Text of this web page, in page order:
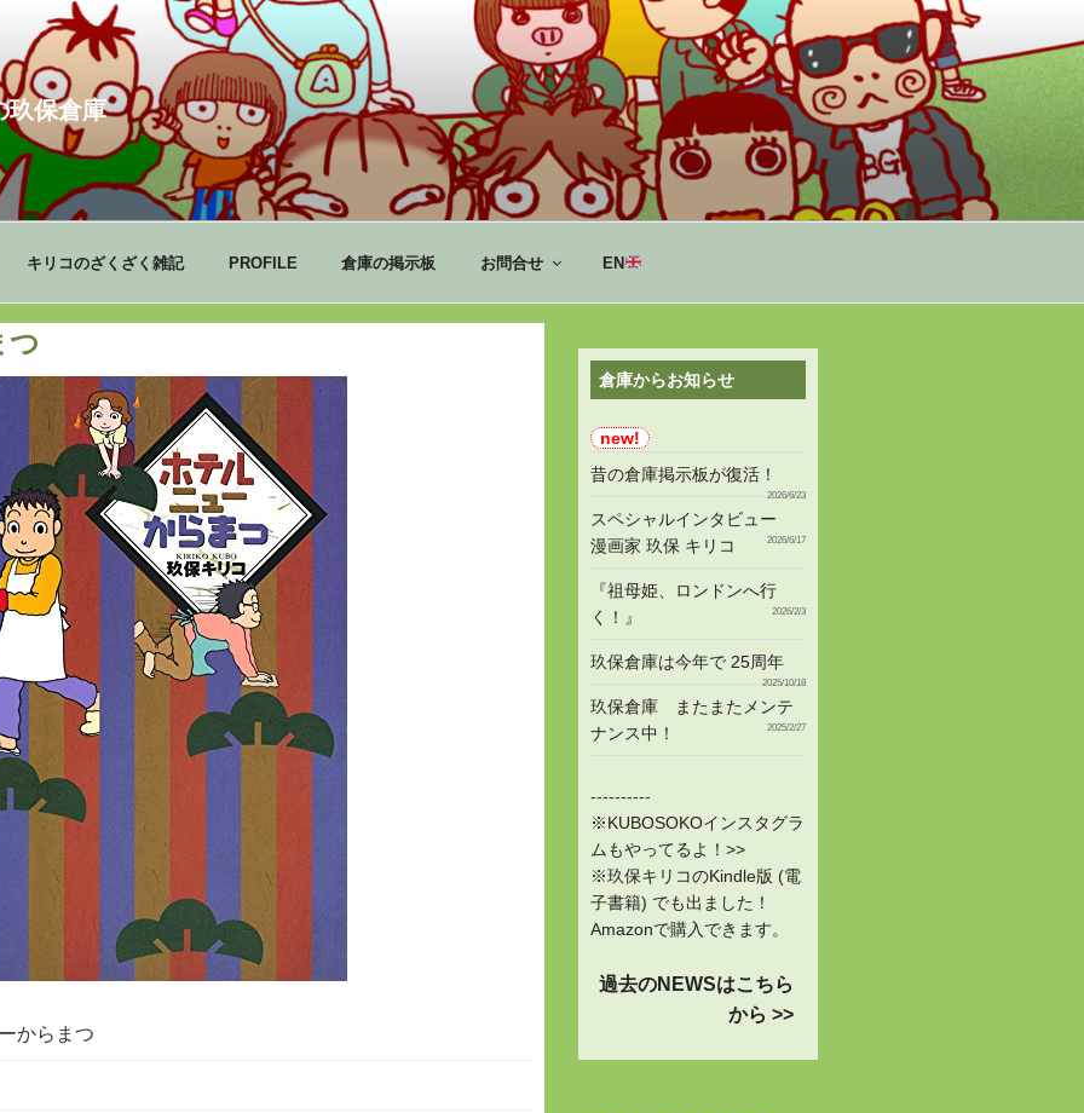
玖保倉庫
キリコのざくざく雑記 PROFILE 倉庫の掲示板 お問合せ EN
つ
からまつ
倉庫からお知らせ
昔の倉庫掲示板が復活！
2026/6/23
スペシャルインタビュー
漫画家 玖保 キリコ
2026/6/17
『祖母姫、ロンドンへ行
く！』
2026/2/3
玖保倉庫は今年で 25周年
2025/10/18
玖保倉庫 またまたメンテ
ナンス中！
2025/2/27
----------
※KUBOSOKOインスタグラ
ムもやってるよ！>>
※玖保キリコのKindle版 (電
子書籍) でも出ました！
Amazonで購入できます。
過去のNEWSはこちら
から >>